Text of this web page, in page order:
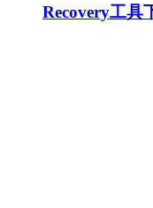
Recovery工具